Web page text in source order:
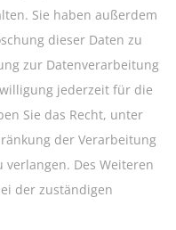
Sie haben außerdem
dieser Daten zu
zur Datenverarbeitung
jederzeit für die
Sie das Recht, unter
der Verarbeitung
Des Weiteren
der zuständigen